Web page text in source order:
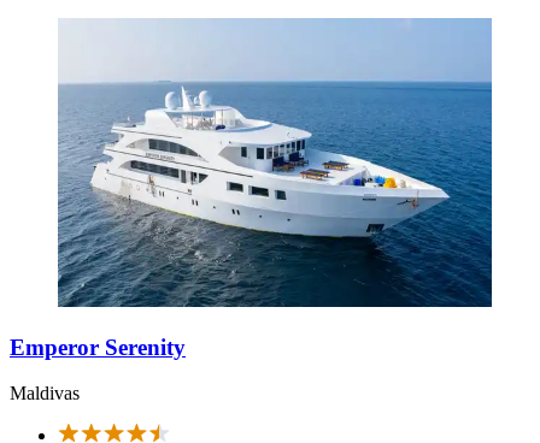
Emperor Serenity
Maldivas